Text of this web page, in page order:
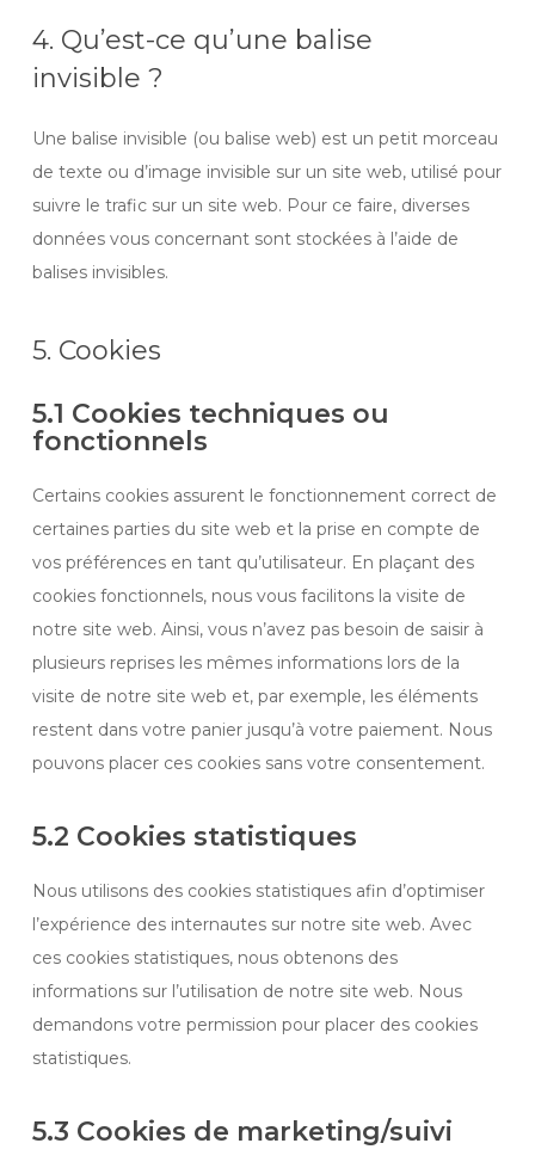
4. Qu’est-ce qu’une balise
invisible ?
Une balise invisible (ou balise web) est un petit morceau
de texte ou d’image invisible sur un site web, utilisé pour
suivre le trafic sur un site web. Pour ce faire, diverses
données vous concernant sont stockées à l’aide de
balises invisibles.
5. Cookies
5.1 Cookies techniques ou
fonctionnels
Certains cookies assurent le fonctionnement correct de
certaines parties du site web et la prise en compte de
vos préférences en tant qu’utilisateur. En plaçant des
cookies fonctionnels, nous vous facilitons la visite de
notre site web. Ainsi, vous n’avez pas besoin de saisir à
plusieurs reprises les mêmes informations lors de la
visite de notre site web et, par exemple, les éléments
restent dans votre panier jusqu’à votre paiement. Nous
pouvons placer ces cookies sans votre consentement.
5.2 Cookies statistiques
Nous utilisons des cookies statistiques afin d’optimiser
l’expérience des internautes sur notre site web. Avec
ces cookies statistiques, nous obtenons des
informations sur l’utilisation de notre site web. Nous
demandons votre permission pour placer des cookies
statistiques.
5.3 Cookies de marketing/suivi